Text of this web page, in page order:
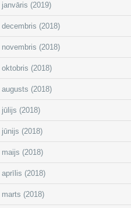
janvāris (2019)
decembris (2018)
novembris (2018)
oktobris (2018)
augusts (2018)
jūlijs (2018)
jūnijs (2018)
maijs (2018)
aprīlis (2018)
marts (2018)